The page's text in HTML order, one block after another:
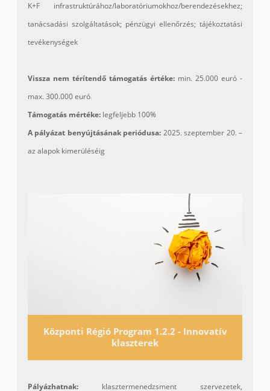
K+F infrastruktúrához/laboratóriumokhoz/berendezésekhez;
tanácsadási szolgáltatások; pénzügyi ellenőrzés; tájékoztatási
tevékenységek
Vissza nem térítendő támogatás értéke: min. 25.000 euró -
max. 300.000 euró
Támogatás mértéke: legfeljebb 100%
A pályázat benyújtásának periódusa: 2025. szeptember 20. –
az alapok kimerüléséig
Központi Régió Program 1.2.2 - Innovatív
klaszterek
Pályázhatnak: klasztermenedzsment szervezetek,